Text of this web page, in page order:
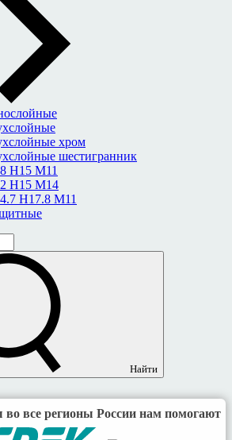
хром
шестигранник
H15 M11
H15 M14
H17.8 M11
Найти
во все регионы России нам помогают